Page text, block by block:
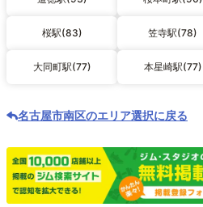
桜駅(83) 笠寺駅(78)
大同町駅(77) 本星崎駅(77)
名古屋市南区のエリア選択に戻る